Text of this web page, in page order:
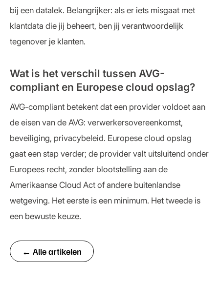
bij een datalek. Belangrijker: als er iets misgaat met
klantdata die jij beheert, ben jij verantwoordelijk
tegenover je klanten.
Wat is het verschil tussen AVG-
compliant en Europese cloud opslag?
AVG-compliant betekent dat een provider voldoet aan
de eisen van de AVG: verwerkersovereenkomst,
beveiliging, privacybeleid. Europese cloud opslag
gaat een stap verder; de provider valt uitsluitend onder
Europees recht, zonder blootstelling aan de
Amerikaanse Cloud Act of andere buitenlandse
wetgeving. Het eerste is een minimum. Het tweede is
een bewuste keuze.
← Alle artikelen